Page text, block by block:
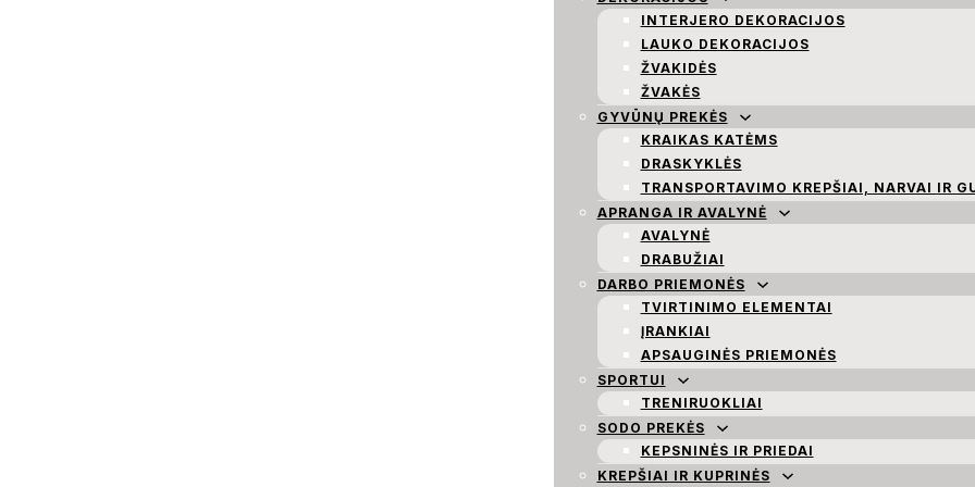
INTERJERO DEKORACIJOS
LAUKO DEKORACIJOS
ŽVAKIDĖS
ŽVAKĖS
GYVŪNŲ PREKĖS
KRAIKAS KATĖMS
DRASKYKLĖS
TRANSPORTAVIMO KREPŠIAI, NARVAI IR
APRANGA IR AVALYNĖ
AVALYNĖ
DRABUŽIAI
DARBO PRIEMONĖS
TVIRTINIMO ELEMENTAI
ĮRANKIAI
APSAUGINĖS PRIEMONĖS
SPORTUI
TRENIRUOKLIAI
SODO PREKĖS
KEPSNINĖS IR PRIEDAI
KREPŠIAI IR KUPRINĖS